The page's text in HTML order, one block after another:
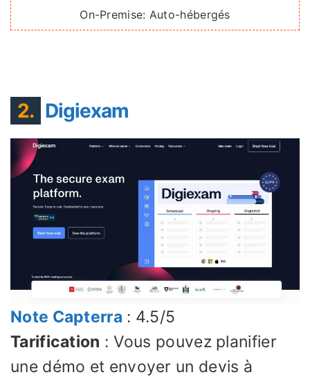
On-Premise: Auto-hébergés
2. Digiexam
Note Capterra : 4.5/5
Tarification : Vous pouvez planifier
une démo et envoyer un devis à